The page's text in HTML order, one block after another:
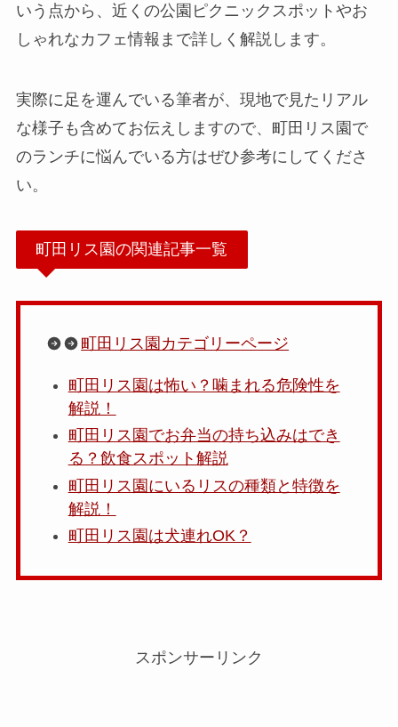
いう点から、近くの公園ピクニックスポットやお
しゃれなカフェ情報まで詳しく解説します。
実際に足を運んでいる筆者が、現地で見たリアル
な様子も含めてお伝えしますので、町田リス園で
のランチに悩んでいる方はぜひ参考にしてくださ
い。
町田リス園の関連記事一覧
町田リス園カテゴリーページ
町田リス園は怖い？噛まれる危険性を
解説！
町田リス園でお弁当の持ち込みはでき
る？飲食スポット解説
町田リス園にいるリスの種類と特徴を
解説！
町田リス園は犬連れOK？
スポンサーリンク